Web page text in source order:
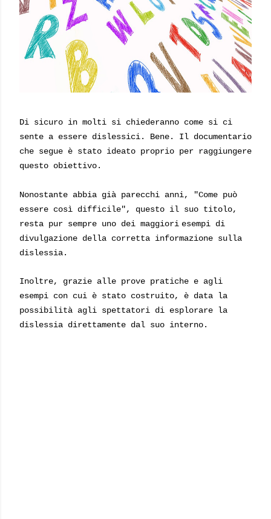
Di sicuro in molti si chiederanno come si ci
sente a essere dislessici. Bene. Il documentario
che segue è stato ideato proprio per raggiungere
questo obiettivo.
Nonostante abbia già parecchi anni, "Come può
essere così difficile", questo il suo titolo,
resta pur sempre uno dei maggiori esempi di
divulgazione della corretta informazione sulla
dislessia.
Inoltre, grazie alle prove pratiche e agli
esempi con cui è stato costruito, è data la
possibilità agli spettatori di esplorare la
dislessia direttamente dal suo interno.